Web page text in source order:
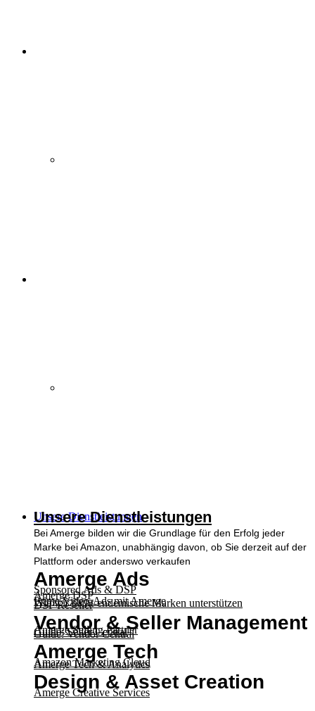
Unsere Dienstleistungen
Unsere Dienstleistungen
Bei Amerge bilden wir die Grundlage für den Erfolg jeder
Marke bei Amazon, unabhängig davon, ob Sie derzeit auf der
Plattform oder anderswo verkaufen
Amerge Ads
Sponsored Ads & DSP
Amerge DSP
Prime Video-Ads mit Amerge
Wie wir nicht-endemische Marken unterstützen
DSP Reseller
Vendor & Seller Management
Amerge Selling Partner
Guide: Seller Central
Guide: Vendor Central
Amerge Tech
Amazon Marketing Cloud
Amerge Tech & Analytics
Design & Asset Creation
Amerge Creative Services